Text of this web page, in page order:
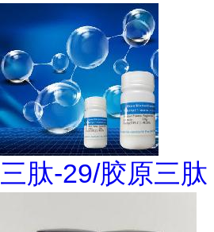
三肽-29/胶原三肽